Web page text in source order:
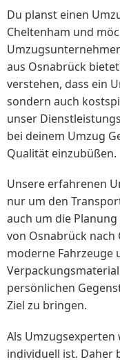
Du planst einen
Cheltenham und
aus Osnabrück
verstehen, dass ein
sondern auch
unser
bei deinem Umzug
Qualität einzubüßen.
Unsere erfahrenen
nur um den
auch um die
von Osnabrück nach
moderne Fahrzeuge
persönlichen
Ziel zu bringen.
Als Umzugsexperten
individuell ist. Daher